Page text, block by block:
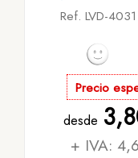
Ref. LVD-4031
Precio
desde
+ IVA: